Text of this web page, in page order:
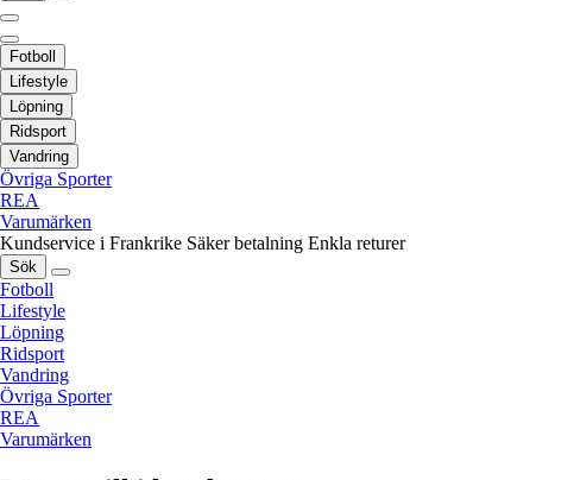
Fotboll
Lifestyle
Löpning
Ridsport
Vandring
Övriga Sporter
REA
Varumärken
Kundservice i Frankrike Säker betalning Enkla returer
Sök
Fotboll
Lifestyle
Löpning
Ridsport
Vandring
Övriga Sporter
REA
Varumärken